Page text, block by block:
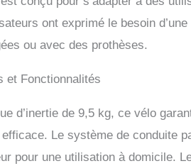
ont exprimé le besoin
ou avec des prothèses.
et Fonctionnalités
d’inertie de 9,5 kg, ce vélo
Le système de conduite
pour une utilisation à domicile.